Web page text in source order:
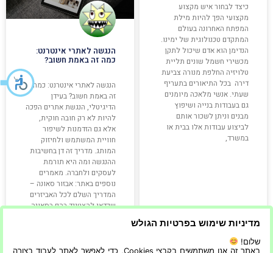
כיצד לבחור איש מקצוע
מקצועי הפך להיות מילת
המפתח האחרונה בעולם
המתקדם טכנולוגית של ימינו.
הנדימן הוא אדם שיכול לתקן
מכשירי חשמל שונים תליית
טלויזיה החלפת מנורה צביעת
דירה בכל התיאורים בתעריף
שעתי. אנשי מלאכה מיומנים
גם בעבודות בנייה ושיפוץ
מבנים וניתן לשכור אותם
לביצוע עבודות אלו בבית או
במשרד,
קרא עוד »
הנגשה לאתרי אינטרנט:
כמה זה באמת חשוב?
הנגשה לאתרי אינטרנט: כמה
זה באמת חשוב? בעידן
הדיגיטלי, הנגשת אתרים הפכה
להיות לא רק חובה חוקית,
אלא גם הזדמנות לשיפור
חוויית המשתמש ולחיזוק
המותג. מדריך זה דן בחשיבות
ההנגשה ומה היא תורמת
לעסקים ולחברה. מאמרים
נוספים באתר: אבזור סאונה –
המדריך השלם לכל האביזרים
שכדאי להצטייד בהם בסאונה
קרא עוד »
מדיניות שימוש בפרטיות הגולש
שלום!
באתר זה אנו משתמשים בקבצי Cookies, כדי לאפשר לאתר לעבוד בצורה